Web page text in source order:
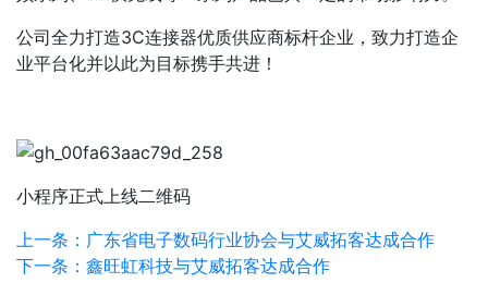
公司全力打造3C连接器优质供应商标杆企业，致力打造企
业平台化并以此为目标携手共进！
小程序正式上线二维码
上一条：广东省电子数码行业协会与艾威拓客达成合作
下一条：鑫旺虹科技与艾威拓客达成合作